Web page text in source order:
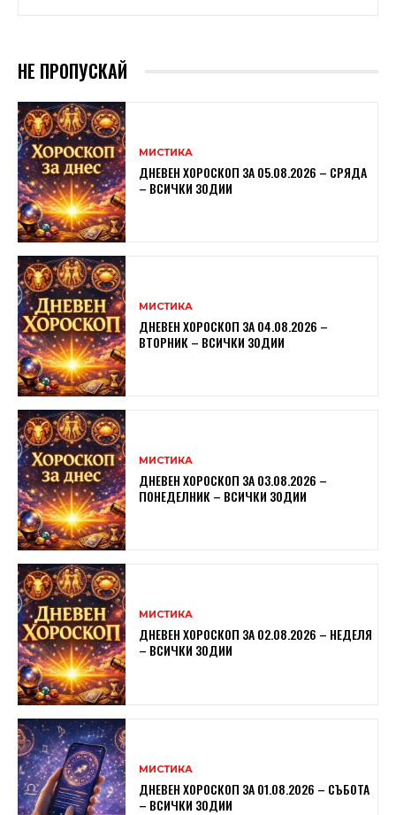
НЕ ПРОПУСКАЙ
МИСТИКА
ДНЕВЕН ХОРОСКОП ЗА 05.08.2026 – СРЯДА
– ВСИЧКИ ЗОДИИ
МИСТИКА
ДНЕВЕН ХОРОСКОП ЗА 04.08.2026 –
ВТОРНИК – ВСИЧКИ ЗОДИИ
МИСТИКА
ДНЕВЕН ХОРОСКОП ЗА 03.08.2026 –
ПОНЕДЕЛНИК – ВСИЧКИ ЗОДИИ
МИСТИКА
ДНЕВЕН ХОРОСКОП ЗА 02.08.2026 – НЕДЕЛЯ
– ВСИЧКИ ЗОДИИ
МИСТИКА
ДНЕВЕН ХОРОСКОП ЗА 01.08.2026 – СЪБОТА
– ВСИЧКИ ЗОДИИ